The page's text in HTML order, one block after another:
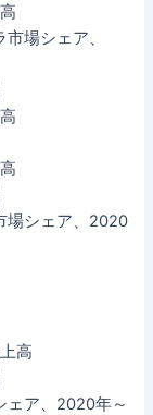
場シェア、
場シェア、2020
高
ェア、2020年～